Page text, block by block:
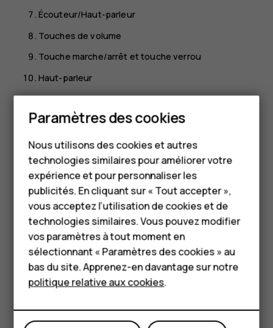
Smartphones
Téléphones classiques
HMD Terra M
Pour les entreprises
Tablettes
Boutique
Mon compte
Écouteur/Haut-parleur
Touches de volume
Touche marche/arrêt et touche verrou
Haut-parleur
Connecteur USB
Il est possible que certains accessoires mentionnés dans
ou le câble de données, soient vendus séparément.
Pièces et connecteurs, magnétisme
Ne connectez pas de produit créant un signal de sortie,
car cela pourrait endommager l'appareil. Ne raccordez
aucune source de tension au connecteur audio. Si vous
connectez au connecteur audio un appareil externe ou un
casque qui n'a pas été agréé pour cet appareil, faites
particulièrement attention au niveau du volume.
Certains composants de l'appareil sont magnétiques.
L'appareil peut donc exercer une attraction sur les objets
métalliques. Ne placez pas de cartes bancaires ou
Paramètres des cookies
Nous utilisons des cookies et autres
technologies similaires pour améliorer votre
expérience et pour personnaliser les
publicités. En cliquant sur « Tout accepter »,
vous acceptez l’utilisation de cookies et de
technologies similaires. Vous pouvez modifier
vos paramètres à tout moment en
sélectionnant « Paramètres des cookies » au
bas du site. Apprenez-en davantage sur notre
politique relative aux cookies.